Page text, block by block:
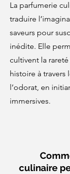
La parfumerie
traduire
saveurs pour
inédite. Elle
cultivent la
histoire à
l’odorat, en
immersives.
culinaire